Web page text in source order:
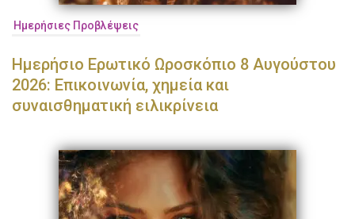
Ημερήσιες Προβλέψεις
Ημερήσιο Ερωτικό Ωροσκόπιο 8 Αυγούστου
2026: Επικοινωνία, χημεία και
συναισθηματική ειλικρίνεια